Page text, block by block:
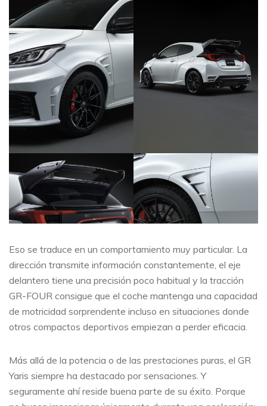
Eso se traduce en un comportamiento muy particular. La
dirección transmite información constantemente, el eje
delantero tiene una precisión poco habitual y la tracción
GR-FOUR consigue que el coche mantenga una capacidad
de motricidad sorprendente incluso en situaciones donde
otros compactos deportivos empiezan a perder eficacia.
Más allá de la potencia o de las prestaciones puras, el GR
Yaris siempre ha destacado por sensaciones. Y
seguramente ahí reside buena parte de su éxito. Porque